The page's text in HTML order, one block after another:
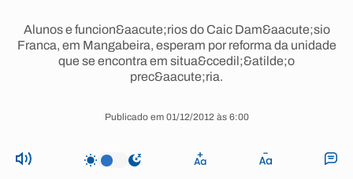
Alunos e funcion&aacute;rios do Caic Dam&aacute;sio
Franca, em Mangabeira, esperam por reforma da unidade
que se encontra em situa&ccedil;&atilde;o
prec&aacute;ria.
Publicado em 01/12/2012 às 6:00